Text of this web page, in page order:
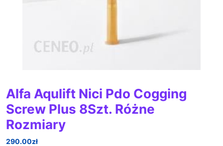
Alfa Aqulift Nici Pdo Cogging
Screw Plus 8Szt. Różne
Rozmiary
290.00zł